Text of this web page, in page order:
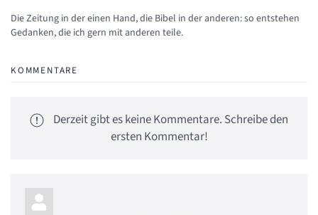
Updates abonnieren
Abo von Updates dieses Autors beenden
Die Zeitung in der einen Hand, die Bibel in der anderen: so entstehen
Gedanken, die ich gern mit anderen teile.
KOMMENTARE
Derzeit gibt es keine Kommentare. Schreibe den
ersten Kommentar!